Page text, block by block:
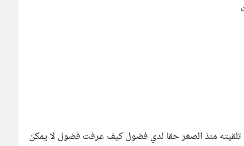
منذ الصغر حقا لدي فضول كيف عرفت فضول لا يمكن